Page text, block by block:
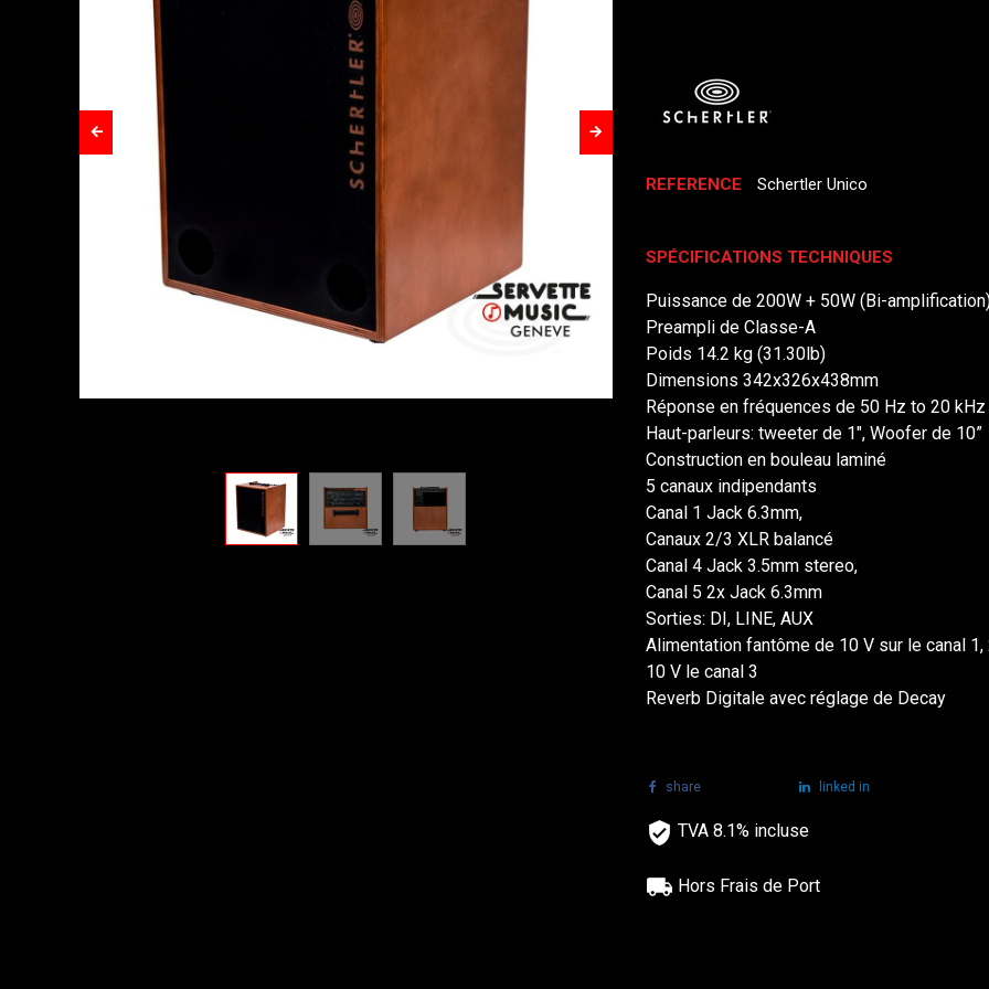
REFERENCE Schertler Unico
SPÉCIFICATIONS TECHNIQUES
Puissance de 200W + 50W (Bi-
Preampli de Classe-A
Poids 14.2 kg (31.30lb)
Dimensions 342x326x438mm
Réponse en fréquences de 50 Hz to 20 kHz
Haut-parleurs: tweeter de 1", Woofer de 10”
Construction en bouleau laminé
5 canaux indipendants
Canal 1 Jack 6.3mm,
Canaux 2/3 XLR balancé
Canal 4 Jack 3.5mm stereo,
Canal 5 2x Jack 6.3mm
Sorties: DI, LINE, AUX
Alimentation fantôme de 10 V sur le canal
10 V le canal 3
Reverb Digitale avec réglage de Decay
share linked in
TVA 8.1% incluse
Hors Frais de Port